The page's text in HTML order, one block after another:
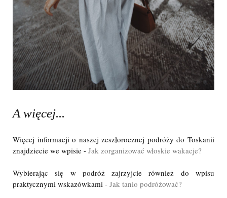
A więcej...
Więcej informacji o naszej zeszłorocznej podróży do Toskanii
znajdziecie we wpisie - Jak zorganizować włoskie wakacje?
Wybierając się w podróż zajrzyjcie również do wpisu
praktycznymi wskazówkami - Jak tanio podróżować?